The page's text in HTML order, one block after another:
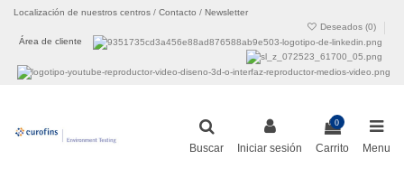
Localización de nuestros centros / Contacto / Newsletter
Deseados (0)
Área de cliente
Buscar Iniciar sesión
0
Carrito Menu